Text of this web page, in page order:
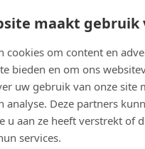
maakt gebruik
cookies om content en
bieden en om ons
uw gebruik van onze site
analyse. Deze partners
u aan ze heeft verstrekt of
services.